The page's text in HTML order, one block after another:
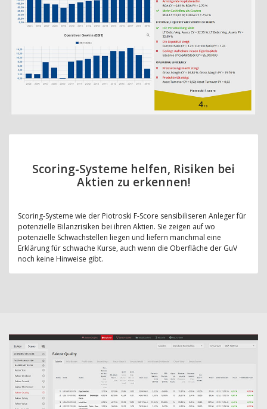
Scoring-Systeme helfen, Risiken bei
Aktien zu erkennen!
Scoring-Systeme wie der Piotroski F-Score sensibiliseren Anleger für
potenzielle Bilanzrisiken bei ihren Aktien. Sie zeigen auf wo
potenzielle Schwachstellen liegen und liefern manchmal eine
Erklärung für schwache Kurse, auch wenn die Oberfläche der GuV
noch keine Hinweise gibt.